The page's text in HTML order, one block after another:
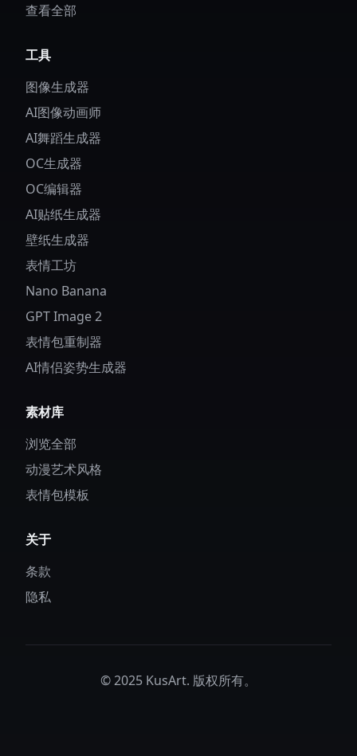
查看全部
工具
图像生成器
AI图像动画师
AI舞蹈生成器
OC生成器
OC编辑器
AI贴纸生成器
壁纸生成器
表情工坊
Nano Banana
GPT Image 2
表情包重制器
AI情侣姿势生成器
素材库
浏览全部
动漫艺术风格
表情包模板
关于
条款
隐私
© 2025 KusArt. 版权所有。